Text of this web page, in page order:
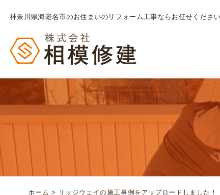
神奈川県海老名市のお住まいのリフォーム工事ならお任せくださ
ホーム > リッジウェイの施工事例をアップロードしました！